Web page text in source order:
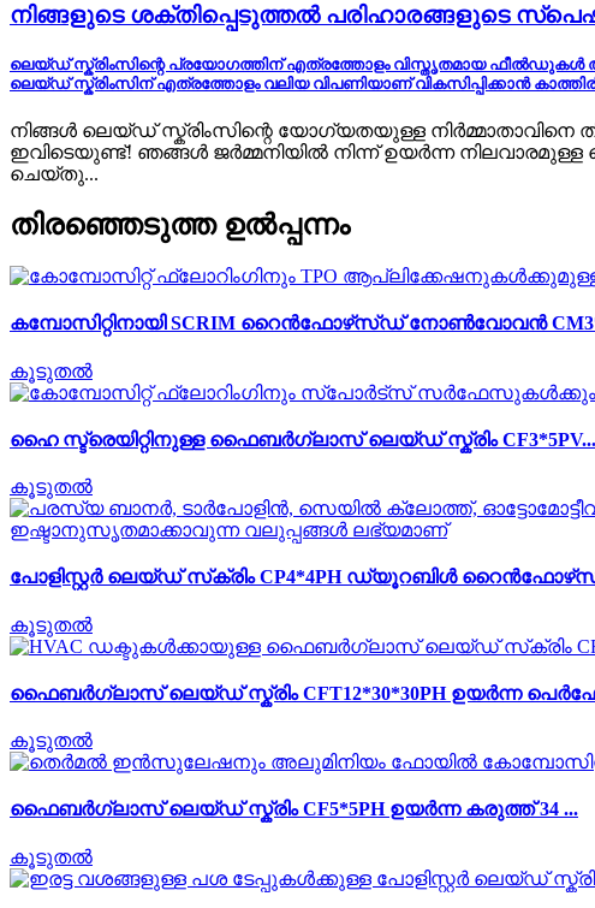
നിങ്ങളുടെ ശക്തിപ്പെടുത്തൽ പരിഹാരങ്ങളുടെ
ലെയ്ഡ് സ്ക്രിംസിന്റെ പ്രയോഗത്തിന് എത്രത്തോളം വിസ്തൃതമായ ഫീൽഡുകൾ
ലെയ്ഡ് സ്ക്രിംസിന് എത്രത്തോളം വലിയ വിപണിയാണ് വികസിപ്പിക്കാൻ
നിങ്ങൾ ലെയ്ഡ് സ്ക്രിംസിന്റെ യോഗ്യതയുള്ള
ഇവിടെയുണ്ട്! ഞങ്ങൾ ജർമ്മനിയിൽ നിന്ന് ഉയർന്ന
ചെയ്തു...
തിരഞ്ഞെടുത്ത ഉൽപ്പന്നം
കമ്പോസിറ്റിനായി SCRIM റൈൻഫോഴ്‌സ്ഡ് നോൺവോവൻ
കൂടുതൽ
ഹൈ സ്ട്രെയിറ്റിനുള്ള ഫൈബർഗ്ലാസ് ലെയ്ഡ് സ്ക്രിം CF3*5PV...
കൂടുതൽ
പോളിസ്റ്റർ ലെയ്ഡ് സ്‌ക്രിം CP4*4PH ഡ്യൂറബിൾ
കൂടുതൽ
ഫൈബർഗ്ലാസ് ലെയ്ഡ് സ്ക്രിം CFT12*30*30PH ഉയർന്ന
കൂടുതൽ
ഫൈബർഗ്ലാസ് ലെയ്ഡ് സ്ക്രിം CF5*5PH ഉയർന്ന കരുത്ത് 34 ...
കൂടുതൽ